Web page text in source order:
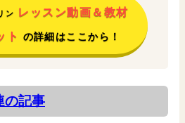
ン レッスン動画＆教材
ト の詳細はここから！
の記事